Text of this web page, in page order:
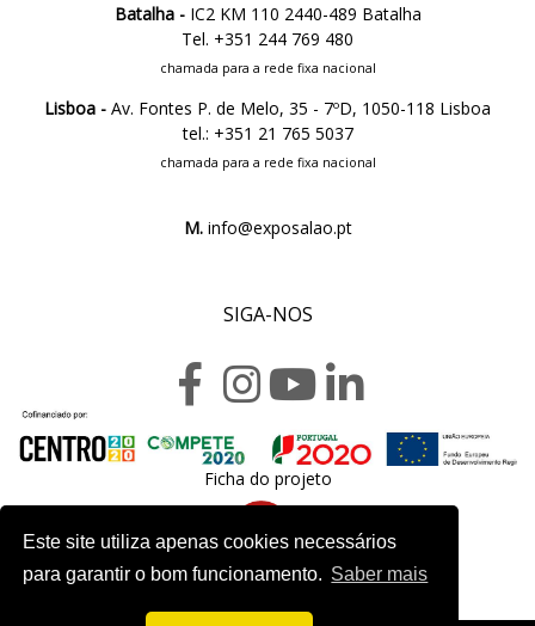
Este site utiliza apenas cookies necessários
para garantir o bom funcionamento. Saber mais
Batalha -IC2 KM 110 2440-489 Batalha
Tel. +351 244 769 480
chamada para a rede fixa nacional
Lisboa - Av. Fontes P. de Melo, 35 - 7ºD, 1050-118 Lisboa
tel.: +351 21 765 5037
chamada para a rede fixa nacional
M.info@exposalao.pt
SIGA-NOS
Ficha do projeto